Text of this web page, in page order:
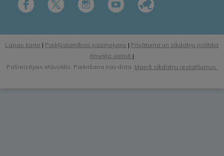
Lapas karte | Piekļūstamības paziņojums | Privātuma un sīkdatņu politika
tīmekļa vietnē |
Pašreizējais stāvoklis: Piekrišana nav dota. Mainīt sīkdatņu iestatījumus.